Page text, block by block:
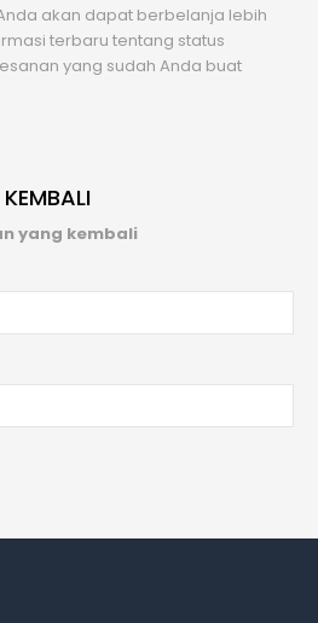
akan dapat berbelanja lebih
terbaru tentang status
yang sudah Anda buat
yang kembali